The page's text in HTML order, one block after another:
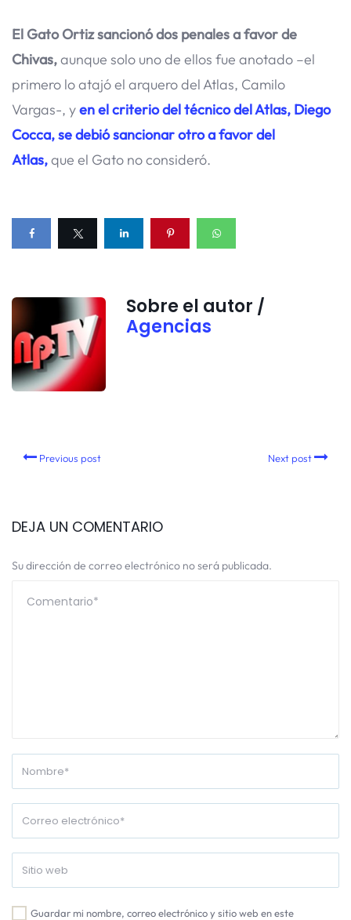
El Gato Ortiz sancionó dos penales a favor de
Chivas,aunque solo uno de ellos fue anotado –el
primero lo atajó el arquero del Atlas, Camilo
Vargas-, yen el criterio del técnico del Atlas, Diego
Cocca, se debió sancionar otro a favor del
Atlas,que el Gato no consideró.
Sobre el autor /
Agencias
Previous post Next post
DEJA UN COMENTARIO
Su dirección de correo electrónico no será publicada.
Guardar mi nombre, correo electrónico y sitio web en este